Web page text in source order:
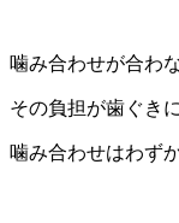
噛み合わせが合わ
その負担が歯ぐき
噛み合わせはわず